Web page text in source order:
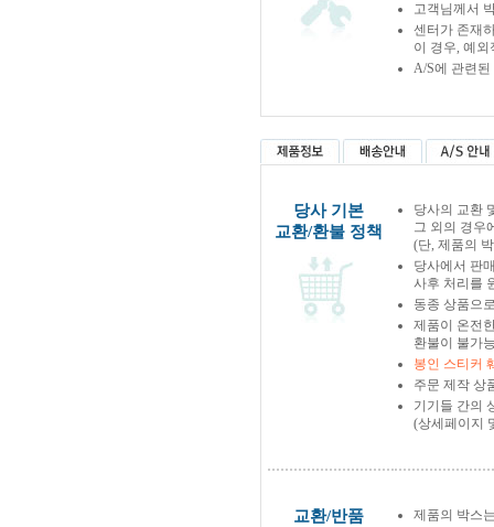
고객님께서
센터가 존재
이 경우, 예
A/S에 관련
당사 기본
교환/환불 정책
당사의 교환
그 외의 경우
(단, 제품의
당사에서 판
사후 처리를
동종 상품으
제품이 온전
환불이 불가
봉인 스티커
주문 제작 상
기기들 간의
(상세페이지
교환/반품
제품의 박스